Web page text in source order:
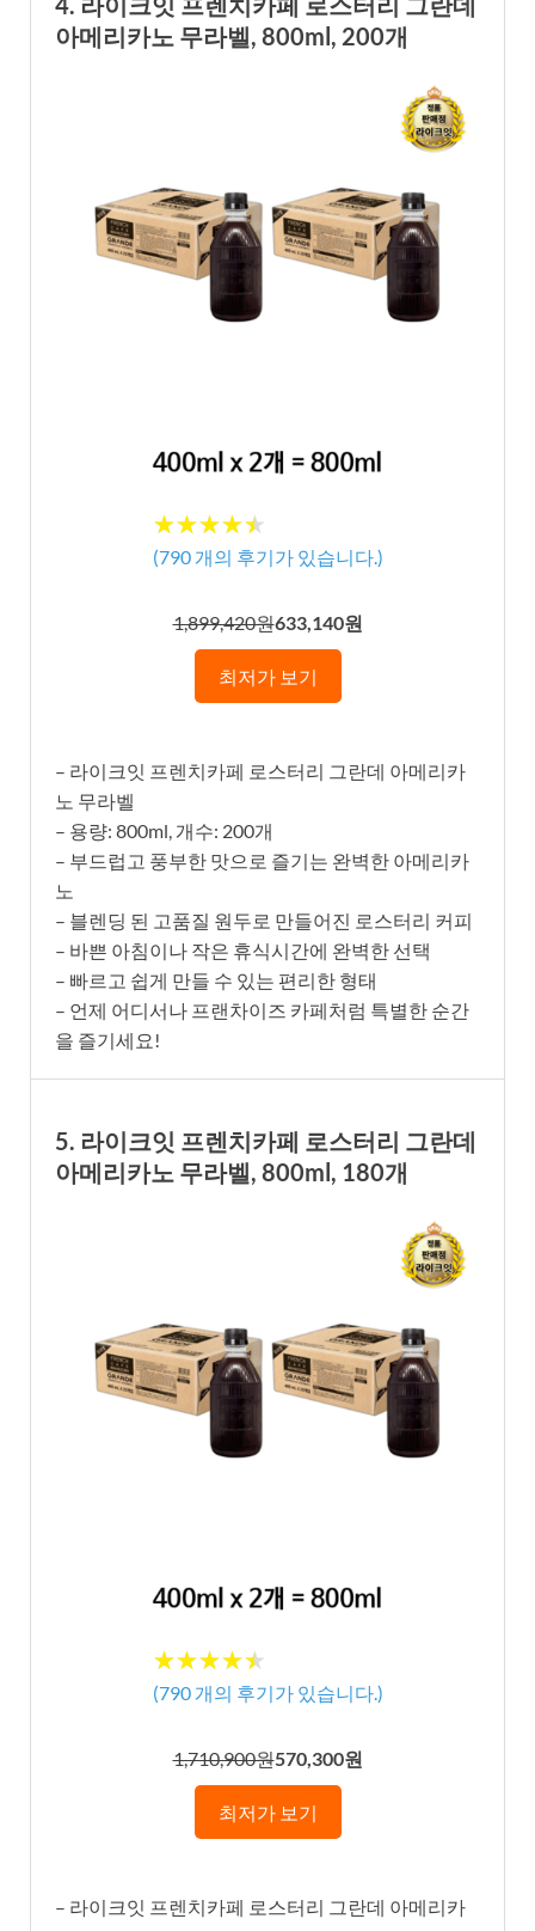
아메리카노 무라벨, 800ml, 200개
★★★★★
★★★★★
(790개의 후기가 있습니다.)
1,899,420원633,140원
최저가 보기
– 라이크잇 프렌치카페 로스터리 그란데 아메리카
노 무라벨
– 용량: 800ml, 개수: 200개
– 부드럽고 풍부한 맛으로 즐기는 완벽한 아메리카
노
– 블렌딩 된 고품질 원두로 만들어진 로스터리 커피
– 바쁜 아침이나 작은 휴식시간에 완벽한 선택
– 빠르고 쉽게 만들 수 있는 편리한 형태
– 언제 어디서나 프랜차이즈 카페처럼 특별한 순간
을 즐기세요!
5. 라이크잇 프렌치카페 로스터리 그란데
아메리카노 무라벨, 800ml, 180개
★★★★★
★★★★★
(790개의 후기가 있습니다.)
1,710,900원570,300원
최저가 보기
– 라이크잇 프렌치카페 로스터리 그란데 아메리카